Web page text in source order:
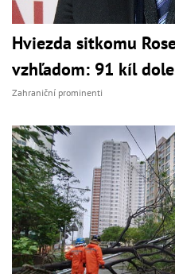
Hviezda sitkomu
vzhľadom: 91 kíl
Zahraniční prominenti